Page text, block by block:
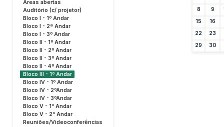
Áreas abertas
Auditório (c/ projetor)
Bloco I - 1º Andar
Bloco I - 2ª Andar
Bloco I - 3º Andar
Bloco II - 1º Andar
Bloco II - 2º Andar
Bloco II - 3º Andar
Bloco II - 4º Andar
Bloco III - 1º Andar
Bloco IV - 1º Andar
Bloco IV - 2ºAndar
Bloco IV - 3ºAndar
Bloco V - 1° Andar
Bloco V - 2° Andar
Reuniões/Videoconferências
8
9
15
16
22
23
29
30